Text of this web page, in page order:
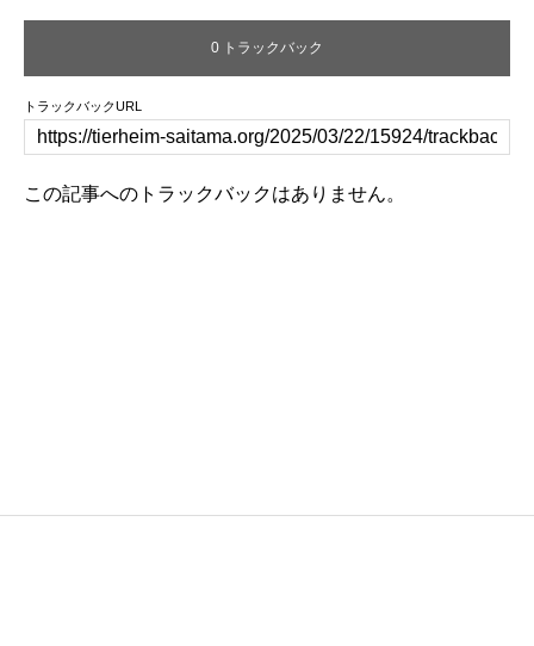
0 トラックバック
トラックバックURL
この記事へのトラックバックはありません。